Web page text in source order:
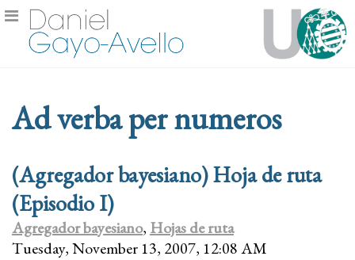
Ad verba per numeros
(Agregador bayesiano) Hoja de ruta
(Episodio I)
Agregador bayesiano, Hojas de ruta
Tuesday, November 13, 2007, 12:08 AM